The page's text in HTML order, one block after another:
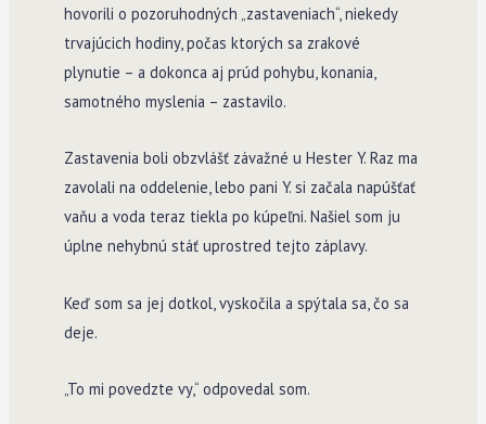
hovorili o pozoruhodných „zastaveniach“, niekedy
trvajúcich hodiny, počas ktorých sa zrakové
plynutie – a dokonca aj prúd pohybu, konania,
samotného myslenia – zastavilo.
Zastavenia boli obzvlášť závažné u He­ster Y. Raz ma
zavolali na oddelenie, lebo pani Y. si začala napúšťať
vaňu a voda teraz tiekla po kúpeľni. Našiel som ju
úplne nehybnú stáť uprostred tejto záplavy.
Keď som sa jej dotkol, vyskočila a spýtala sa, čo sa
deje.
„To mi povedzte vy,“ odpovedal som.